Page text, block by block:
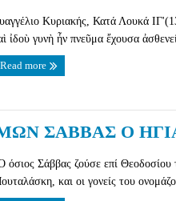
Κυριακής, Κατά Λουκά
ἰδοὺ γυνὴ ἦν πνεῦμα ἔχουσα
Read more
ΣΑΒΒΑΣ Ο
όσιος Σάββας ζούσε επί
και οι γονείς του